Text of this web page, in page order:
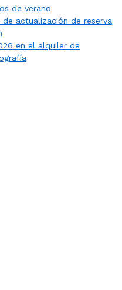
de verano
actualización de reserva
en el alquiler de